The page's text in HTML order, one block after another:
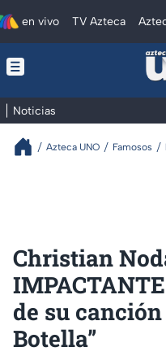
en vivo TV Azteca
Noticias
Azteca UNO Famosos
Christian
de su
Botella”